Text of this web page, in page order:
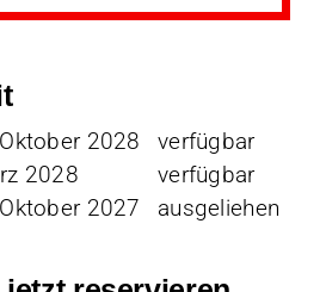
2028
verfügbar
2028
verfügbar
2027
ausgeliehen